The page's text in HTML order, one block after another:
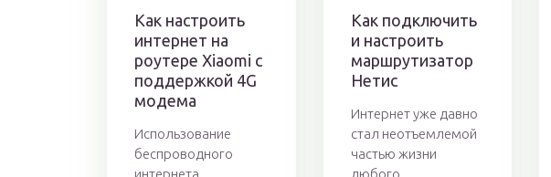
Как настроить
интернет на
роутере Xiaomi с
поддержкой 4G
модема
Использование
беспроводного
интернета
Как подключить
и настроить
маршрутизатор
Нетис
Интернет уже давно
стал неотъемлемой
частью жизни
любого